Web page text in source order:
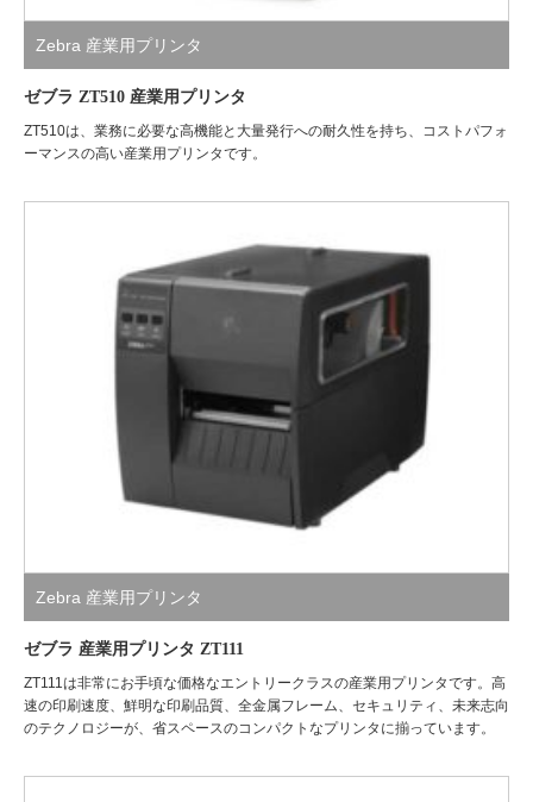
Zebra 産業用プリンタ
ゼブラ ZT510 産業用プリンタ
ZT510は、業務に必要な高機能と大量発行への耐久性を持ち、コストパフォ
ーマンスの高い産業用プリンタです。
Zebra 産業用プリンタ
ゼブラ 産業用プリンタ ZT111
ZT111は非常にお手頃な価格なエントリークラスの産業用プリンタです。高
速の印刷速度、鮮明な印刷品質、全金属フレーム、セキュリティ、未来志向
のテクノロジーが、省スペースのコンパクトなプリンタに揃っています。